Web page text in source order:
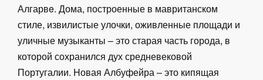
Алгарвe. Дома, построенные в мавританском
стиле, извилистые улочки, оживленные площади и
уличные музыканты – это старая часть города, в
которой сохранился дух средневековой
Португалии. Hовая Албуфейра – это кипящая